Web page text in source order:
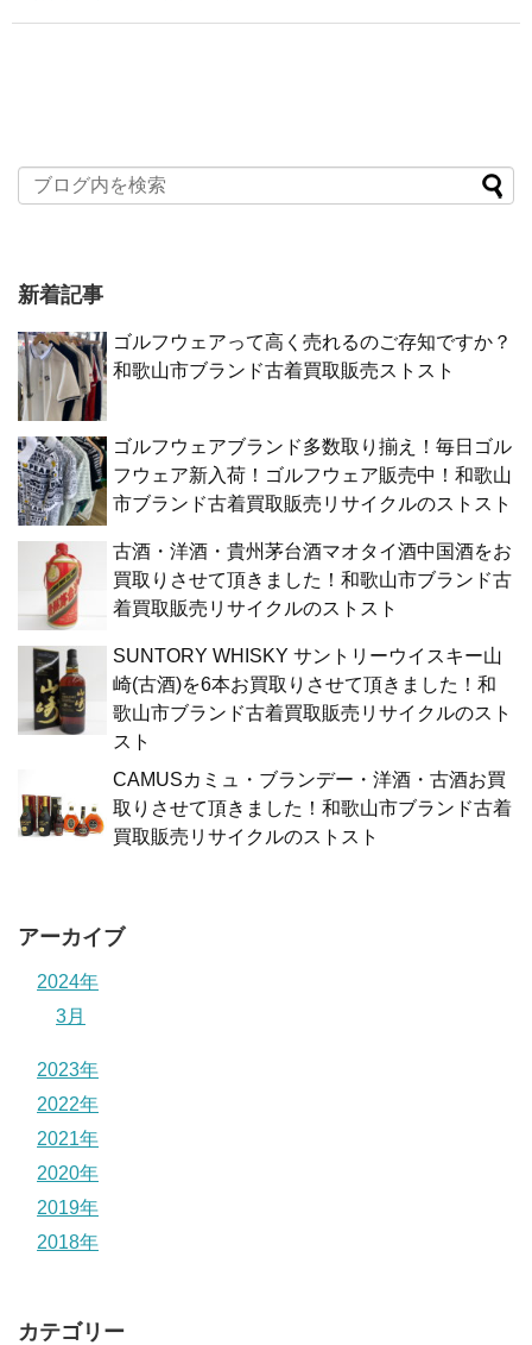
新着記事
ゴルフウェアって高く売れるのご存知ですか？
和歌山市ブランド古着買取販売ストスト
ゴルフウェアブランド多数取り揃え！毎日ゴル
フウェア新入荷！ゴルフウェア販売中！和歌山
市ブランド古着買取販売リサイクルのストスト
古酒・洋酒・貴州茅台酒マオタイ酒中国酒をお
買取りさせて頂きました！和歌山市ブランド古
着買取販売リサイクルのストスト
SUNTORY WHISKY サントリーウイスキー山
崎(古酒)を6本お買取りさせて頂きました！和
歌山市ブランド古着買取販売リサイクルのスト
スト
CAMUSカミュ・ブランデー・洋酒・古酒お買
取りさせて頂きました！和歌山市ブランド古着
買取販売リサイクルのストスト
アーカイブ
2024年
3月
2023年
2022年
2021年
2020年
2019年
2018年
カテゴリー